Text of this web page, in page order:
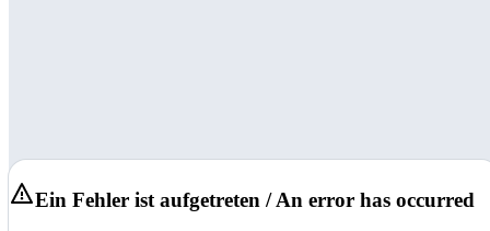
Ein Fehler ist aufgetreten / An error has occurred